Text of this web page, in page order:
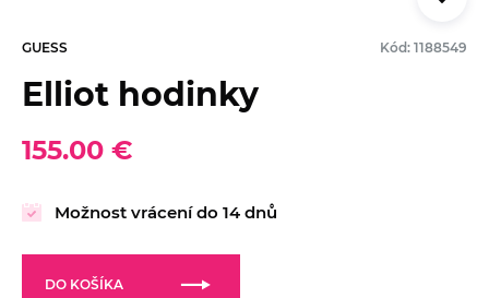
GUESS Kód: 1188549
Elliot hodinky
155.00 €
Možnost vrácení do 14 dnů
DO KOŠÍKA